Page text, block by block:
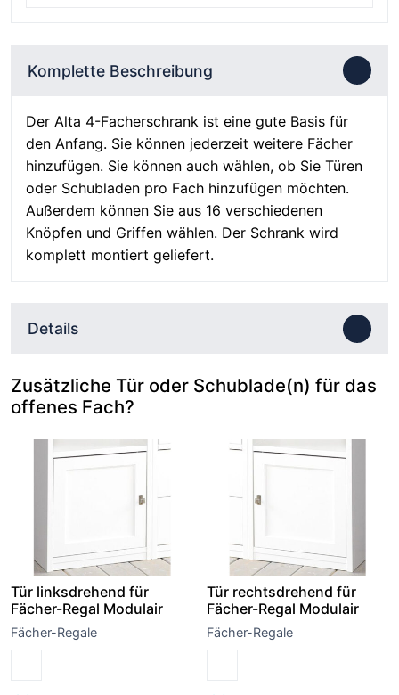
Komplette Beschreibung
Der Alta 4-Facherschrank ist eine gute Basis für
den Anfang. Sie können jederzeit weitere Fächer
hinzufügen. Sie können auch wählen, ob Sie Türen
oder Schubladen pro Fach hinzufügen möchten.
Außerdem können Sie aus 16 verschiedenen
Knöpfen und Griffen wählen. Der Schrank wird
komplett montiert geliefert.
Details
Zusätzliche Tür oder Schublade(n) für das
offenes Fach?
Tür linksdrehend für
Fächer-Regal Modulair
Fächer-Regale
Tür rechtsdrehend für
Fächer-Regal Modulair
Fächer-Regale